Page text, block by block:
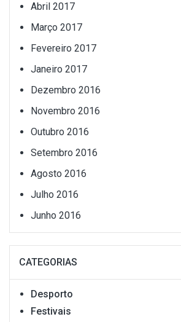
Abril 2017
Março 2017
Fevereiro 2017
Janeiro 2017
Dezembro 2016
Novembro 2016
Outubro 2016
Setembro 2016
Agosto 2016
Julho 2016
Junho 2016
CATEGORIAS
Desporto
Festivais